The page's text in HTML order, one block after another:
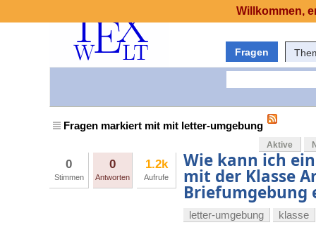
Fragen
Fragen markiert mit mit letter-umgebung
Aktive
0
Stimmen
0
Antworten
1.2k
Aufrufe
Wie kann ich
mit der Klasse
Briefumgebung
letter-umgebung klasse
Willkommen,